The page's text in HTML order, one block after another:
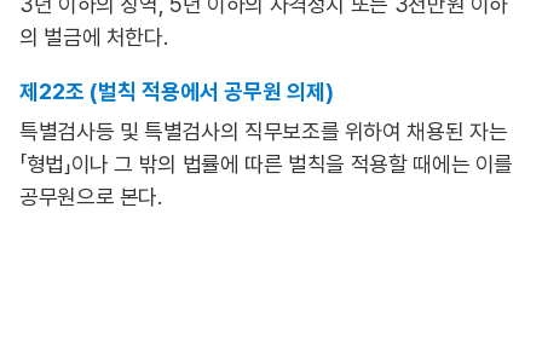
의 벌금에 처한다.
제22조 (벌칙 적용에서 공무원 의제)
특별검사등 및 특별검사의 직무보조를 위하여 채용된 자는
「형법」이나 그 밖의 법률에 따른 벌칙을 적용할 때에는 이를
공무원으로 본다.